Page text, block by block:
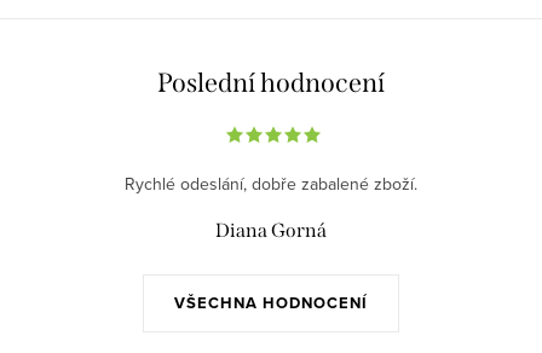
Poslední hodnocení
VŠECHNA HODNOCENÍ
Rychlé odeslání, dobře zabalené zboží.
Diana Gorná